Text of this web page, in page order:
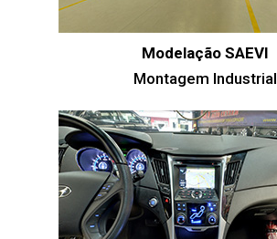
Modelação SAEVI
Montagem Industrial